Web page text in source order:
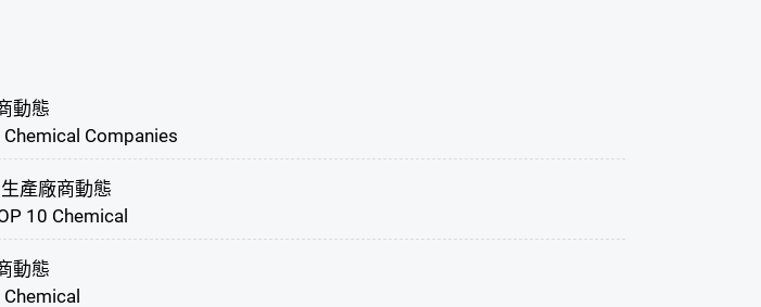
動態
Companies
產廠商動態
10 Chemical
動態